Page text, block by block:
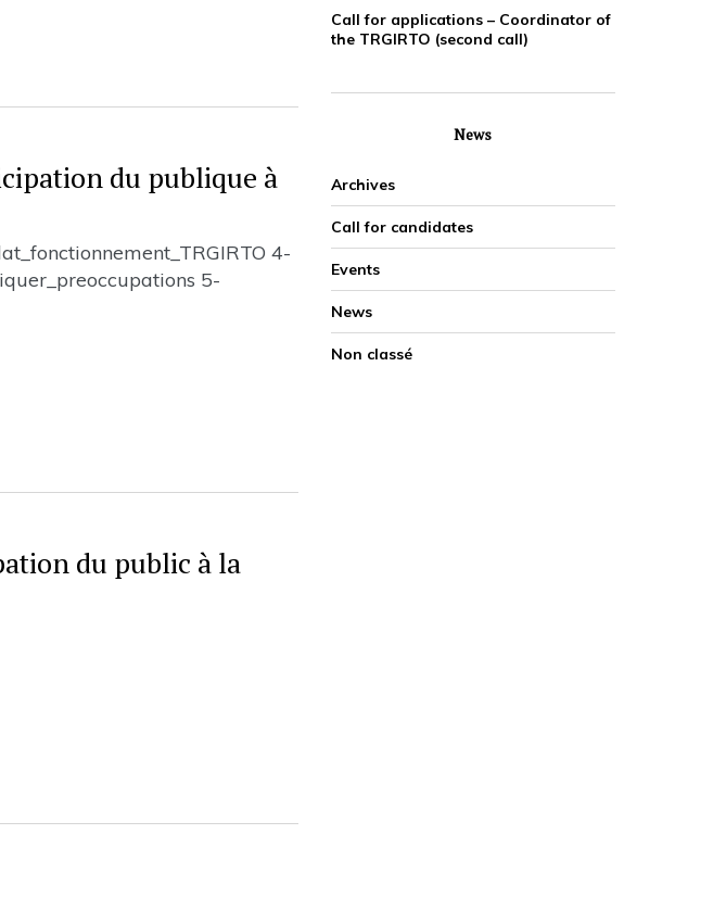
du publique à
4-
5-
du public à la
Call for applications – Coordinator of
the TRGIRTO (second call)
News
Archives
Call for candidates
Events
News
Non classé